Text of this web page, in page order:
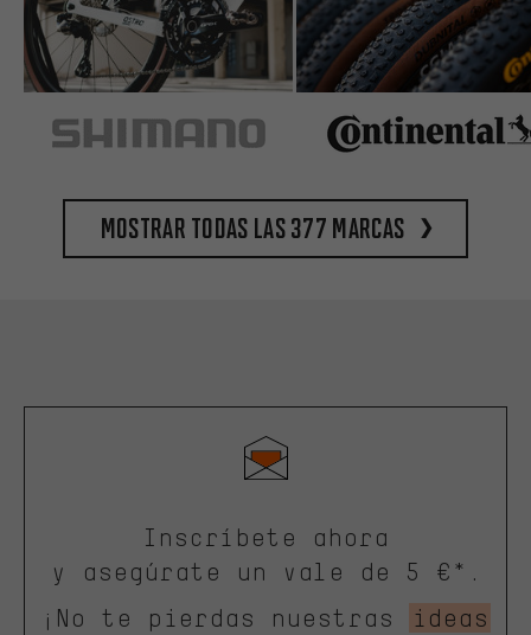
Mostrar todas las 377 marcas
Inscríbete ahora
y asegúrate un vale de 5 €*.
¡No te pierdas nuestras
ideas